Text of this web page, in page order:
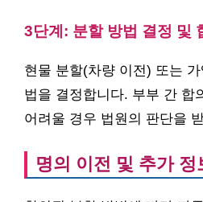
3단계: 분할 방법 결정 및
현물 분할(차량 이전) 또는
법을 결정합니다. 부부 간 합
어려울 경우 법원의 판단을
명의 이전 및 추가 정